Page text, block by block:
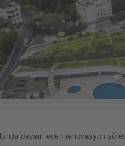
devam eden renovasyon